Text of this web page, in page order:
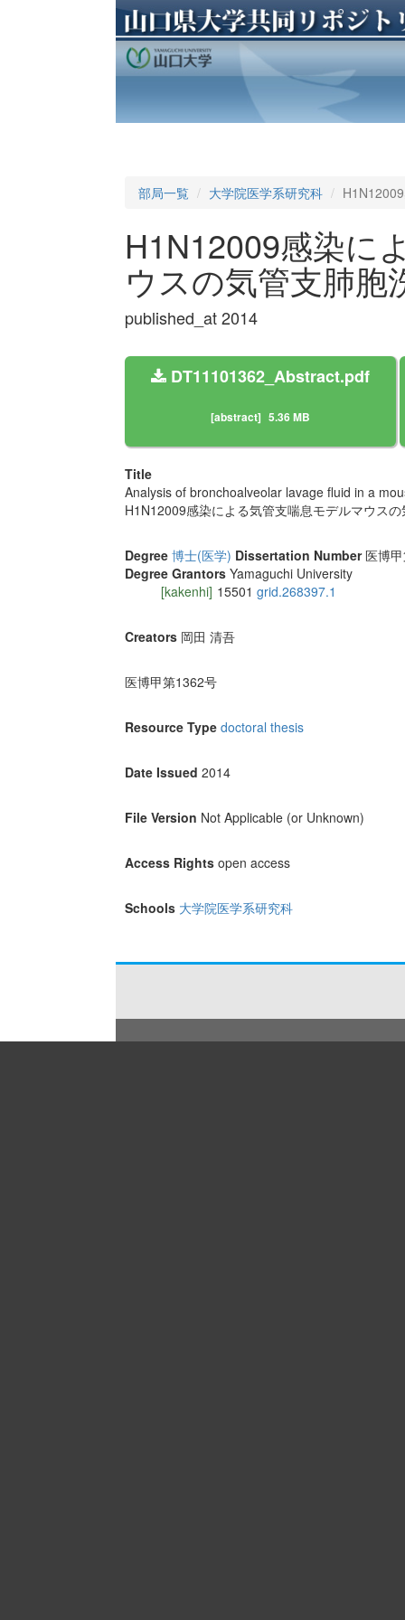
部局一覧 大学院医学系研究科
H1N12009感染に
ウスの気管支肺胞
published_at 2014
DT11101362_Abstract.pdf
[abstract] 5.36 MB
Title
Analysis of bronchoalveolar lavage fluid in a
H1N12009感染による気管支喘息モデルマウス
Degree 博士(医学) Dissertation Number 医博
Degree Grantors Yamaguchi University
[kakenhi] 15501 grid.268397.1
Creators 岡田 清吾
医博甲第1362号
Resource Type doctoral thesis
Date Issued 2014
File Version Not Applicable (or Unknown)
Access Rights open access
Schools 大学院医学系研究科